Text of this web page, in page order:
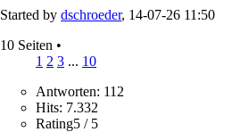
Started by dschroeder, 14-07-26 11:50
10 Seiten •
1 2 3 ... 10
Antworten: 112
Hits: 7.332
Rating5 / 5